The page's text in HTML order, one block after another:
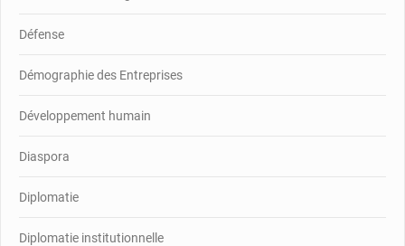
Défense
Démographie des Entreprises
Développement humain
Diaspora
Diplomatie
Diplomatie institutionnelle